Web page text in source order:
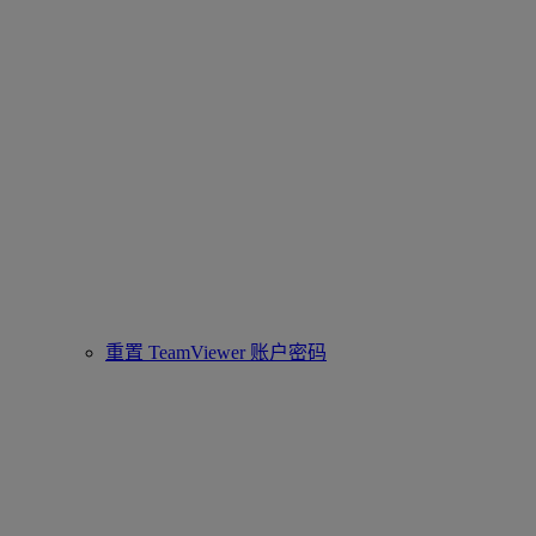
重置 TeamViewer 账户密码